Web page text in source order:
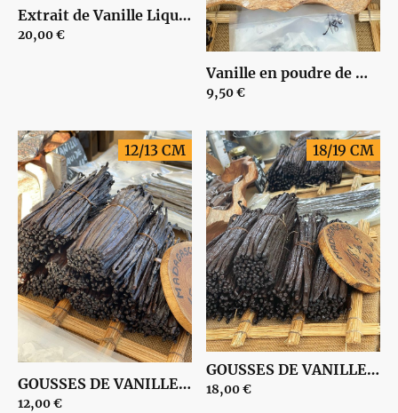
Extrait de Vanille Liquide de Madagascar | 00010
20,00 €
Vanille en poudre de Madagascar 15g - 100% gousses de vanille non épuisées | 00000
9,50 €
12/13 CM
GOUSSES DE VANILLE de Madagascar 12/13 CM | 00001
12,00 €
18/19 CM
GOUSSES DE VANILLE de Madagascar NOIRES 17/18 CM | 00003
18,00 €